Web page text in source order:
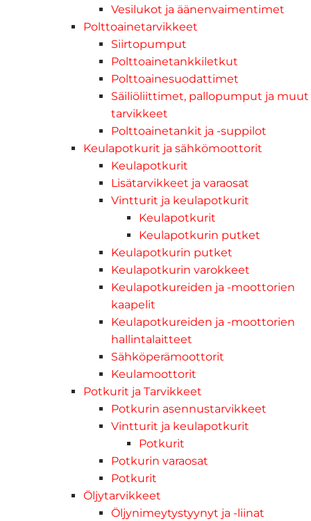
Vesilukot ja äänenvaimentimet
Polttoainetarvikkeet
Siirtopumput
Polttoainetankkiletkut
Polttoainesuodattimet
Säiliöliittimet, pallopumput ja muut
tarvikkeet
Polttoainetankit ja -suppilot
Keulapotkurit ja sähkömoottorit
Keulapotkurit
Lisätarvikkeet ja varaosat
Vintturit ja keulapotkurit
Keulapotkurit
Keulapotkurin putket
Keulapotkurin putket
Keulapotkurin varokkeet
Keulapotkureiden ja -moottorien
kaapelit
Keulapotkureiden ja -moottorien
hallintalaitteet
Sähköperämoottorit
Keulamoottorit
Potkurit ja Tarvikkeet
Potkurin asennustarvikkeet
Vintturit ja keulapotkurit
Potkurit
Potkurin varaosat
Potkurit
Öljytarvikkeet
Öljynimeytystyynyt ja -liinat